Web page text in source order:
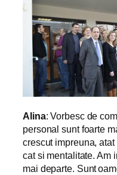
Alina: Vorbesc de
personal sunt foarte
crescut impreuna,
cat si mentalitate. Am
mai departe. Sunt